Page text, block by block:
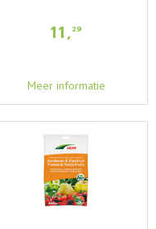
11 ,29
Meer informatie